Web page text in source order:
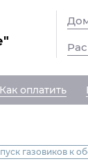
Как оплатить
газовиков к